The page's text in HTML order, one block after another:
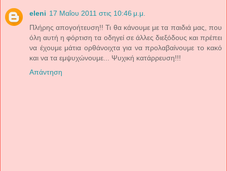
eleni 17 Μαΐου 2011 στις 10:46 μ.μ.
Πλήρης απογοήτευση!! Τι θα κάνουμε με τα παιδιά μας, που
όλη αυτή η φόρτιση τα οδηγεί σε άλλες διεξόδους και πρέπει
να έχουμε μάτια ορθάνοιχτα για να προλαβαίνουμε το κακό
και να τα εμψυχώνουμε... Ψυχική κατάρρευση!!!
Απάντηση